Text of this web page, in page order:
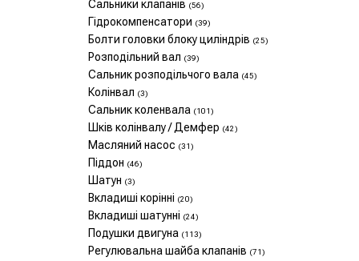
Сальники клапанів (56)
Гідрокомпенсатори (39)
Болти головки блоку циліндрів (25)
Розподільний вал (39)
Сальник розподільчого вала (45)
Колінвал (3)
Сальник коленвала (101)
Шків колінвалу / Демфер (42)
Масляний насос (31)
Піддон (46)
Шатун (3)
Вкладиші корінні (20)
Вкладиші шатунні (24)
Подушки двигуна (113)
Регулювальна шайба клапанів (71)